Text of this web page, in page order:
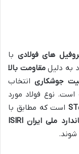
های فولادی با
به دلیلمقاومت بالا
جوشکاریانتخاب
نوع فولاد مورد
STاست که مطابق با
ملی ایرانISIRI
شوند.